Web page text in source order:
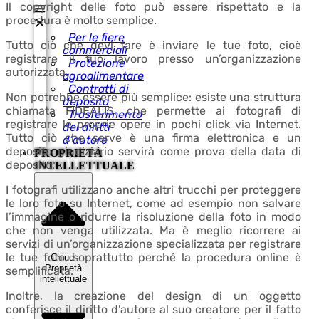
Per le fiere
commerciali
Protezione
agroalimentare
Contratti di
deposito
Trasferimento
dei diritti
d’autore
PROPRIETÀ
INTELLETTUALE
Chiudi
Proprietà
intellettuale
Il copyright delle foto può essere rispettato e la
procedura è molto semplice.
Tutto ciò che devi fare è inviare le tue foto, cioè
registrare il tuo lavoro presso un’organizzazione
autorizzata.
Non potrebbe essere più semplice: esiste una struttura
chiamata FIDEALIS, che permette ai fotografi di
registrare le proprie opere in pochi click via Internet.
Tutto ciò che serve è una firma elettronica e un
deposito giudiziario servirà come prova della data di
deposito.
I fotografi utilizzano anche altri trucchi per proteggere
le loro foto su Internet, come ad esempio non salvare
l’immagine o ridurre la risoluzione della foto in modo
che non venga utilizzata. Ma è meglio ricorrere ai
servizi di un’organizzazione specializzata per registrare
le tue foto, soprattutto perché la procedura online è
semplificata.
Inoltre, la creazione del design di un oggetto
conferisce il diritto d’autore al suo creatore per il fatto